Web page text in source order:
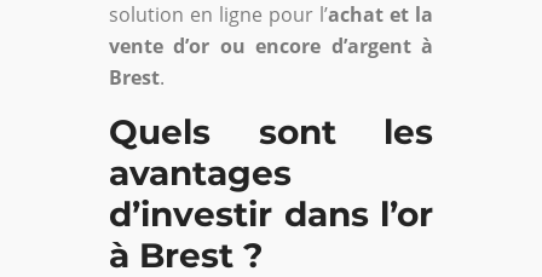
solution en ligne pour l’achat et la
vente d’or ou encore d’argent à
Brest.
Quels sont les
avantages
d’investir dans l’or
à Brest ?